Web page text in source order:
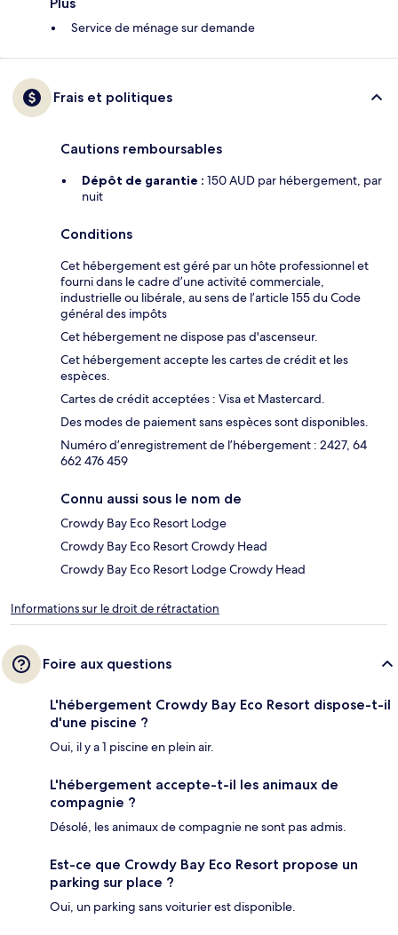
Service de ménage sur demande
Frais et politiques
Cautions remboursables
Dépôt de garantie : 150 AUD par hébergement, par
nuit
Conditions
Cet hébergement est géré par un hôte professionnel et
fourni dans le cadre d’une activité commerciale,
industrielle ou libérale, au sens de l’article 155 du Code
général des impôts
Cet hébergement ne dispose pas d'ascenseur.
Cet hébergement accepte les cartes de crédit et les
espèces.
Cartes de crédit acceptées : Visa et Mastercard.
Des modes de paiement sans espèces sont disponibles.
Numéro d’enregistrement de l’hébergement : 2427, 64
662 476 459
Connu aussi sous le nom de
Crowdy Bay Eco Resort Lodge
Crowdy Bay Eco Resort Crowdy Head
Crowdy Bay Eco Resort Lodge Crowdy Head
Informations sur le droit de rétractation
Foire aux questions
L'hébergement Crowdy Bay Eco Resort dispose-t-il
d'une piscine ?
Oui, il y a 1 piscine en plein air.
L'hébergement accepte-t-il les animaux de
compagnie ?
Désolé, les animaux de compagnie ne sont pas admis.
Est-ce que Crowdy Bay Eco Resort propose un
parking sur place ?
Oui, un parking sans voiturier est disponible.